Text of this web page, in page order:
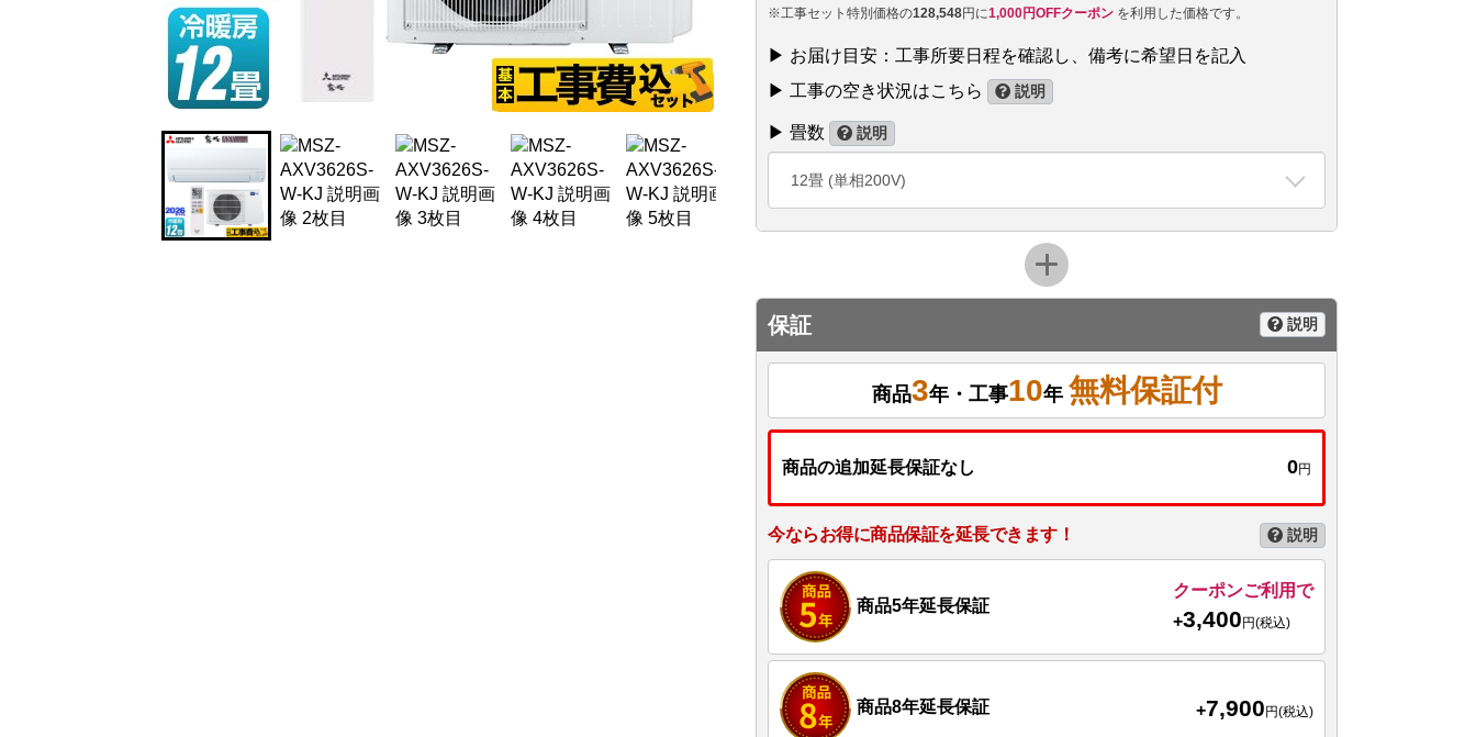
※工事セット特別価格の128,548円に1,000円OFFクーポン を利用した価格です。
▶ お届け目安：工事所要日程を確認し、備考に希望日を記入
▶ 工事の空き状況はこちら
説明
▶ 畳数 説明
12畳 (単相200V)
保証 説明
商品3年・工事10年 無料保証付
商品の追加延長保証なし 0円
今ならお得に商品保証を延長できます！ 説明
商品5年延長保証
クーポンご利用で
+3,400円(税込)
商品8年延長保証 +7,900円(税込)